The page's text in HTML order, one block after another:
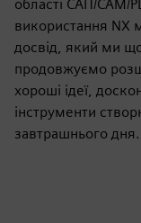
області САП/CAM/
використання NX
досвід, який ми
продовжуємо
хороші ідеї,
інструменти
завтрашнього дня.